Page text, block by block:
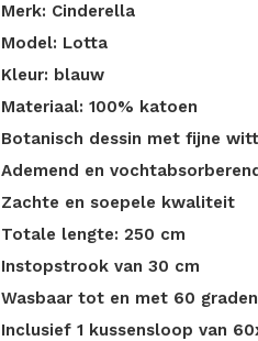
Merk: Cinderella
Model: Lotta
Kleur: blauw
Materiaal: 100% katoen
Botanisch dessin met fijne
Ademend en
Zachte en soepele kwaliteit
Totale lengte: 250 cm
Instopstrook van 30 cm
Wasbaar tot en met 60 graden
Inclusief 1 kussensloop van